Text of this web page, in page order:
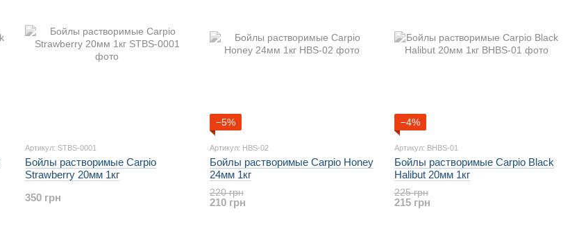
Артикул: STBS-0001
Бойлы растворимые Carpio
Strawberry 20мм 1кг
350 грн
−5%
Артикул: HBS-02
Бойлы растворимые Carpio Honey
24мм 1кг
220 грн
210 грн
−4%
Артикул: BHBS-01
Бойлы растворимые Carpio Black
Halibut 20мм 1кг
225 грн
215 грн